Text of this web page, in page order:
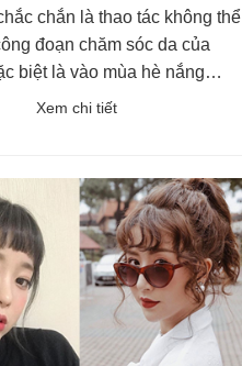
chắn là thao tác không thể
đoạn chăm sóc da của
biệt là vào mùa hè nắng
mồ hôi rất nhiều nên độ ẩm
Xem chi tiết